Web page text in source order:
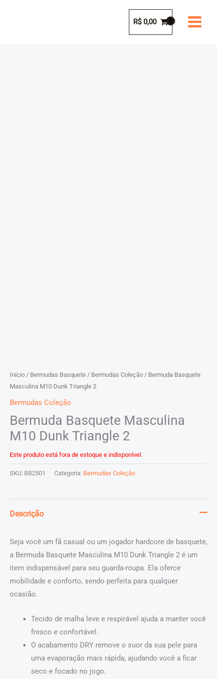
R$0,00
Início / Bermudas Basquete / Bermudas Coleção / Bermuda Basquete
Masculina M10 Dunk Triangle 2
Bermudas Coleção
Bermuda Basquete Masculina
M10 Dunk Triangle 2
Este produto está fora de estoque e indisponível.
SKU: BB2501 Categoria: Bermudas Coleção
Descrição
Seja você um fã casual ou um jogador hardcore de basquete,
a Bermuda Basquete Masculina M10 Dunk Triangle 2 é um
item indispensável para seu guarda-roupa. Ela oferce
mobilidade e conforto, sendo perfeita para qualquer
ocasião.
Tecido de malha leve e respirável ajuda a manter você
fresco e confortável.
O acabamento DRY remove o suor da sua pele para
uma evaporação mais rápida, ajudando você a ficar
seco e focado no jogo.